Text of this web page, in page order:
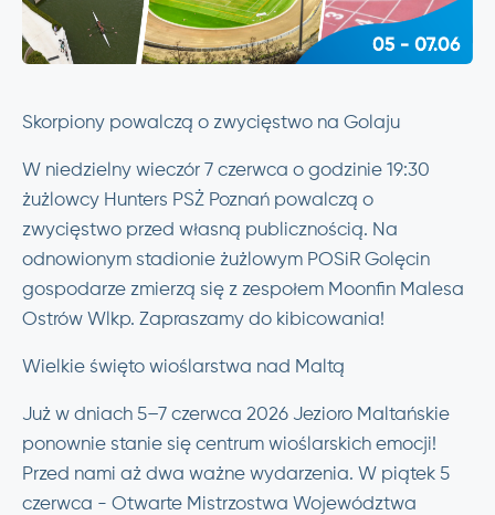
Skorpiony powalczą o zwycięstwo na Golaju
W niedzielny wieczór 7 czerwca o godzinie 19:30
żużlowcy Hunters PSŻ Poznań powalczą o
zwycięstwo przed własną publicznością. Na
odnowionym stadionie żużlowym POSiR Golęcin
gospodarze zmierzą się z zespołem Moonfin Malesa
Ostrów Wlkp. Zapraszamy do kibicowania!
Wielkie święto wioślarstwa nad Maltą
Już w dniach 5–7 czerwca 2026 Jezioro Maltańskie
ponownie stanie się centrum wioślarskich emocji!
Przed nami aż dwa ważne wydarzenia. W piątek 5
czerwca - Otwarte Mistrzostwa Województwa